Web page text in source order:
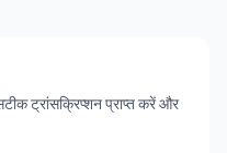
ट्रांसक्रिप्शन प्राप्त करें और